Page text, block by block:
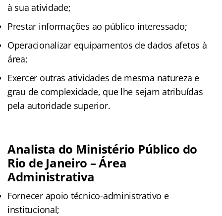
à sua atividade;
Prestar informações ao público interessado;
Operacionalizar equipamentos de dados afetos à
área;
Exercer outras atividades de mesma natureza e
grau de complexidade, que lhe sejam atribuídas
pela autoridade superior.
Analista do Ministério Público do
Rio de Janeiro – Área
Administrativa
Fornecer apoio técnico-administrativo e
institucional;